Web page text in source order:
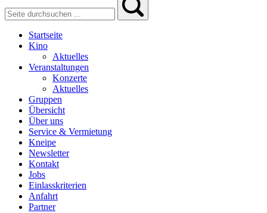
Startseite
Kino
Aktuelles
Veranstaltungen
Konzerte
Aktuelles
Gruppen
Übersicht
Über uns
Service & Vermietung
Kneipe
Newsletter
Kontakt
Jobs
Einlasskriterien
Anfahrt
Partner